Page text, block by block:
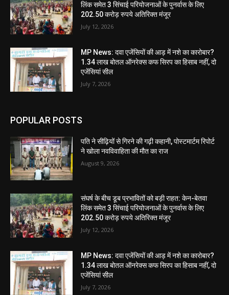
लिंक समेत 3 सिंचाई परियोजनाओं के पुनर्वास के लिए
202.50 करोड़ रुपये अतिरिक्त मंजूर
July 12, 2026
MP News: दवा एजेंसियों की आड़ में नशे का कारोबार?
1.34 लाख बोतल ऑनरेक्स कफ सिरप का हिसाब नहीं, दो
एजेंसियां सील
July 7, 2026
POPULAR POSTS
पति ने सीढ़ियों से गिरने की गढ़ी कहानी, पोस्टमार्टम रिपोर्ट
ने खोला नवविवाहिता की मौत का राज
August 9, 2026
संघर्ष के बीच डूब प्रभावितों को बड़ी राहत: केन-बेतवा
लिंक समेत 3 सिंचाई परियोजनाओं के पुनर्वास के लिए
202.50 करोड़ रुपये अतिरिक्त मंजूर
July 12, 2026
MP News: दवा एजेंसियों की आड़ में नशे का कारोबार?
1.34 लाख बोतल ऑनरेक्स कफ सिरप का हिसाब नहीं, दो
एजेंसियां सील
July 7, 2026